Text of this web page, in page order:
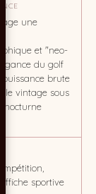
une
et "neo-
du golf
puissance brute
vintage sous
nocturne
affiche sportive